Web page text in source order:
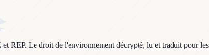
REP. Le droit de l'environnement décrypté, lu et traduit pour